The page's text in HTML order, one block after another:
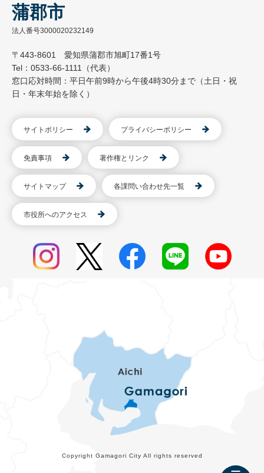
蒲郡市
法人番号3000020232149
〒443-8601 愛知県蒲郡市旭町17番1号
Tel：0533-66-1111（代表）
窓口応対時間：平日午前9時から午後4時30分まで（土日・祝
日・年末年始を除く）
サイトポリシー プライバシーポリシー
免責事項 著作権とリンク
サイトマップ 各課問い合わせ先一覧
市役所へのアクセス
Copyright Gamagori City All rights reserved